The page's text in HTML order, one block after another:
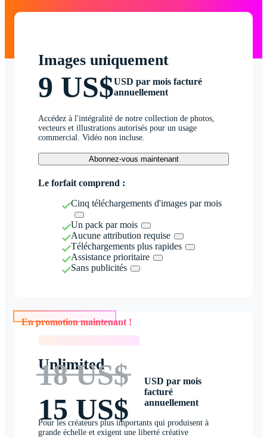
Images uniquement
9 US$USD par mois facturé
annuellement
Accédez à l'intégralité de notre collection de photos,
vecteurs et illustrations autorisés pour un usage
commercial. Vidéo non incluse.
Abonnez-vous maintenant
Le forfait comprend :
Cinq téléchargements d'images par mois
Un pack par mois
Aucune attribution requise
Téléchargements plus rapides
Assistance prioritaire
Sans publicités
En promotion maintenant !
Unlimited
18 US$
15 US$
USD par mois
facturé
annuellement
Pour les créateurs plus importants qui produisent à
grande échelle et exigent une liberté créative